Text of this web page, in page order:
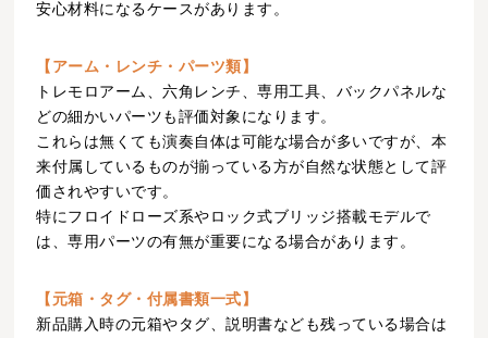
安心材料になるケースがあります。
【アーム・レンチ・パーツ類】
トレモロアーム、六角レンチ、専用工具、バックパネルな
どの細かいパーツも評価対象になります。
これらは無くても演奏自体は可能な場合が多いですが、本
来付属しているものが揃っている方が自然な状態として評
価されやすいです。
特にフロイドローズ系やロック式ブリッジ搭載モデルで
は、専用パーツの有無が重要になる場合があります。
【元箱・タグ・付属書類一式】
新品購入時の元箱やタグ、説明書なども残っている場合は